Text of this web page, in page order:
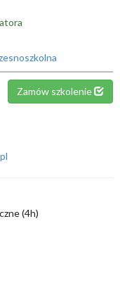
Zamów szkolenie
(4h)